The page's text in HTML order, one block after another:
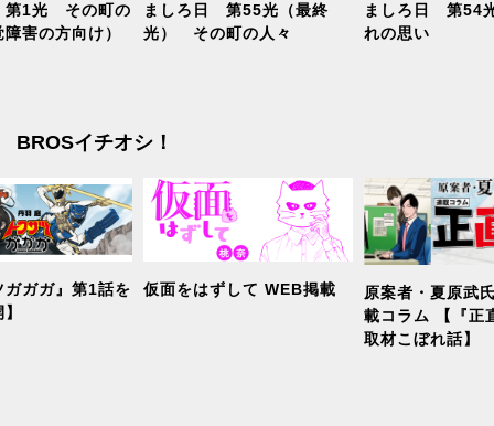
1光 その町の
害の方向け）
ましろ日 第55光（最終
光） その町の人々
ましろ日 第54
れの思い
BROSイチオシ！
ガガガ』第1話を
仮面をはずして WEB掲載
原案者・夏原武
載コラム 【『正
取材こぼれ話】